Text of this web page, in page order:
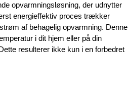
opvarmningsløsning, der udnytter
energieffektiv proces trækker
af behagelig opvarmning. Denne
i dit hjem eller på din
resulterer ikke kun i en forbedret